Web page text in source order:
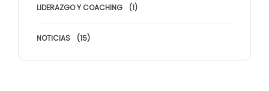
LIDERAZGO Y COACHING (1)
NOTICIAS (15)